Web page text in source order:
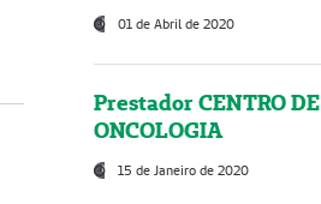
01 de Abril de 2020
Prestador CENTRO DE
ONCOLOGIA
15 de Janeiro de 2020